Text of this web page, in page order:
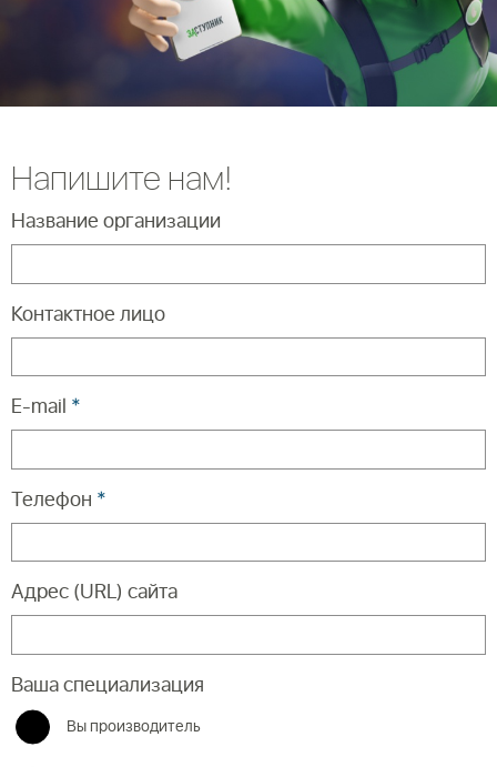
Напишите нам!
Название организации
Контактное лицо
E-mail *
Телефон *
Адрес (URL) сайта
Ваша специализация
Вы производитель